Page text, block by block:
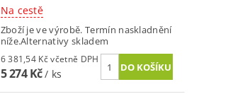
Na cestě
Zboží je ve výrobě. Termín naskladnění
níže.Alternativy skladem
6 381,54 Kč včetně DPH
5 274 Kč/ ks